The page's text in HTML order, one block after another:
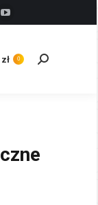
YouTube
opens
zł 0 Szukaj: